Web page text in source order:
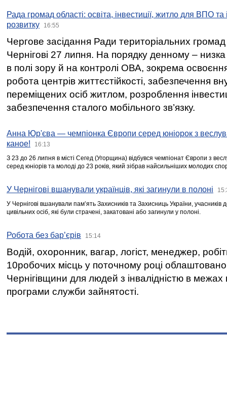
Рада громад області: освіта, інвестиції, житло для ВПО
розвитку
16:55
Чергове засідання Ради територіальних громад
Чернігові 27 липня. На порядку денному –
в полі зору й на контролі ОВА, зокрема освоєння
робота центрів життєстійкості, забезпечення
переміщених осіб житлом, розроблення
забезпечення сталого мобільного зв’язку.
Анна Юр'єва — чемпіонка Європи серед юніорок з
каное!
16:13
З 23 до 26 липня в місті Сегед (Угорщина) відбувся чемпіонат Європи з
серед юніорів та молоді до 23 років, який зібрав найсильніших молодих
У Чернігові вшанували українців, які загинули в полоні
У Чернігові вшанували пам’ять Захисників та Захисниць України,
цивільних осіб, які були страчені, закатовані або загинули у полоні.
Робота без бар’єрів 15:14
Водій, охоронник, вагар, логіст, менеджер,
10робочих місць у поточному році
Чернігівщини для людей з інвалідністю в межах
програми служби зайнятості.